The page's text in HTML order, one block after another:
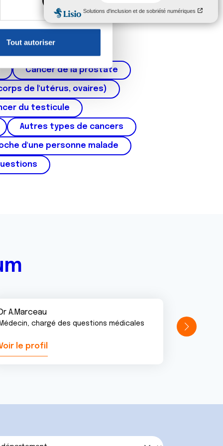
reportez-vous à lasection «
sur les cookies.
informations que
Tout autoriser
Cancer de la prostate
de l'utérus, ovaires)
du testicule
Autres types de cancers
d'une personne malade
Dr A.Marceau
Médecin, chargé des questions médicales
le profil